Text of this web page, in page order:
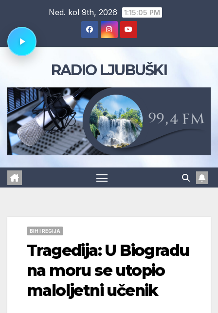
content
Ned. kol 9th, 2026 1:15:06 PM
RADIO LJUBUŠKI
BIH I REGIJA
Tragedija: U Biogradu
na moru se utopio
maloljetni učenik